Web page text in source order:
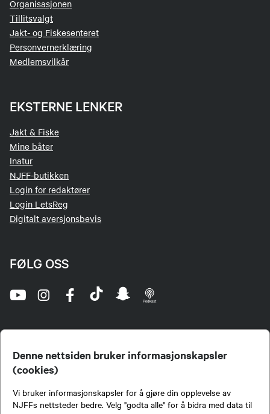
Denne nettsiden bruker informasjonskapsler
(cookies)
Vi bruker informasjonskapsler for å gjøre din opplevelse av
NJFFs nettsteder bedre. Velg "godta alle" for å bidra med data til
Organisasjonen
Tillitsvalgt
Jakt- og Fiskesenteret
Personvernerklæring
Medlemsvilkår
EKSTERNE LENKER
Jakt & Fiske
Mine båter
Inatur
NJFF-butikken
Login for redaktører
Login LetsReg
Digitalt aversjonsbevis
FØLG OSS
jegere og sportsfiskere og et av de viktigste miljøene for formidling av kunnskap om jakt og
fiske i Norge. Vi er en partipolitisk nøytral organisasjon, men har et sterkt jakt-, fiske-, og